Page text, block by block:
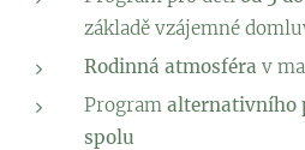
základě vzájemné
Rodinná atmosféra v
Program alternativního
spolu